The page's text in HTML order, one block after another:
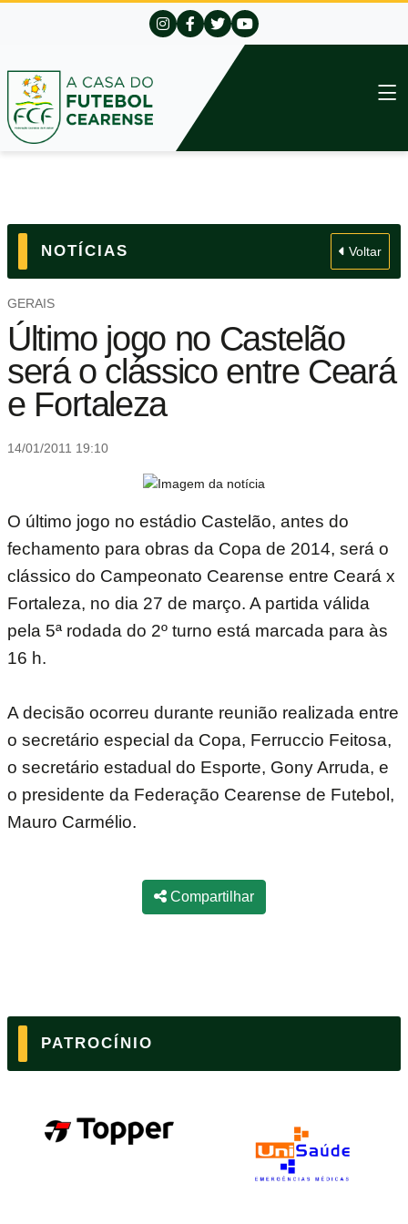
NOTÍCIAS Voltar
GERAIS
Último jogo no Castelão
será o clássico entre Ceará
e Fortaleza
14/01/2011 19:10
O último jogo no estádio Castelão, antes do
fechamento para obras da Copa de 2014, será o
clássico do Campeonato Cearense entre Ceará x
Fortaleza, no dia 27 de março. A partida válida
pela 5ª rodada do 2º turno está marcada para às
16 h.
A decisão ocorreu durante reunião realizada entre
o secretário especial da Copa, Ferruccio Feitosa,
o secretário estadual do Esporte, Gony Arruda, e
o presidente da Federação Cearense de Futebol,
Mauro Carmélio.
Compartilhar
PATROCÍNIO